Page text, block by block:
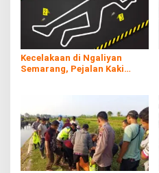
Kecelakaan di Ngaliyan
Semarang, Pejalan Kaki